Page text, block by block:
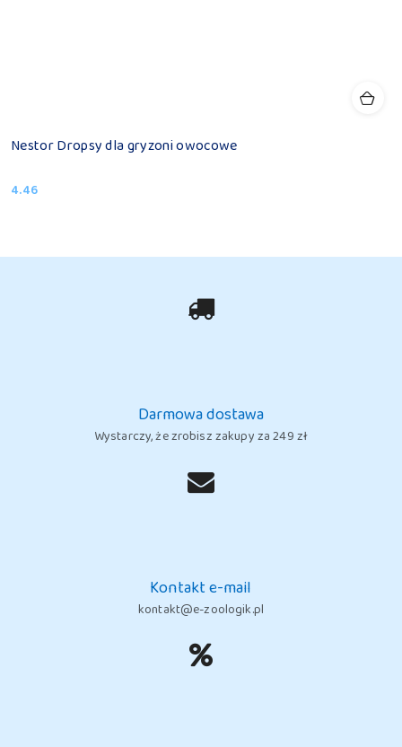
Nestor Dropsy dla gryzoni owocowe
Cena:
4.46
Darmowa dostawa
Wystarczy, że zrobisz zakupy za 249 zł
Kontakt e-mail
kontakt@e-zoologik.pl